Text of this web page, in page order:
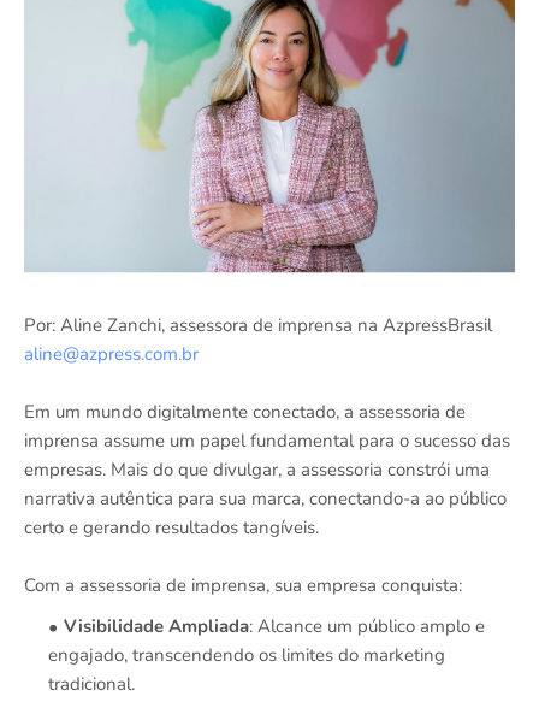
Por: Aline Zanchi, assessora de imprensa na AzpressBrasil
aline@azpress.com.br
Em um mundo digitalmente conectado, a assessoria de
imprensa assume um papel fundamental para o sucesso das
empresas. Mais do que divulgar, a assessoria constrói uma
narrativa autêntica para sua marca, conectando-a ao público
certo e gerando resultados tangíveis.
Com a assessoria de imprensa, sua empresa conquista:
Visibilidade Ampliada: Alcance um público amplo e
engajado, transcendendo os limites do marketing
tradicional.